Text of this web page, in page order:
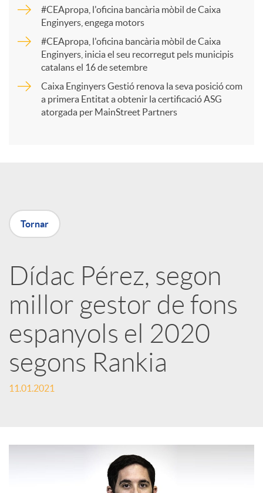
a
r
t
X
a
r
x
e
#CEApropa, l'oficina bancària mòbil de Caixa
Enginyers, engega motors
#CEApropa, l'oficina bancària mòbil de Caixa
Enginyers, inicia el seu recorregut pels municipis
catalans el 16 de setembre
Caixa Enginyers Gestió renova la seva posició com
a primera Entitat a obtenir la certificació ASG
atorgada per MainStreet Partners
Tornar
Dídac Pérez, segon
millor gestor de fons
espanyols el 2020
segons Rankia
11.01.2021